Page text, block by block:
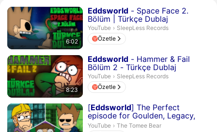
6:02
Eddsworld - Space Face 2.
Bölüm | Türkçe Dublaj
Süre 6 dakika 2 saniye
YouTube › SleepLess Records.
SleepLess Records
Özetle
8:23
Eddsworld - Hammer & Fail
Bölüm 2 - Türkçe Dublaj
Süre 8 dakika 23 saniye
YouTube › SleepLess Records.
SleepLess Records
Özetle
[Eddsworld] The Perfect
episode for Goulden, Legacy,
and Beyond
Süre 10 dakika 10 saniye
YouTube › The Tomee Bear.
The Tomee Bear